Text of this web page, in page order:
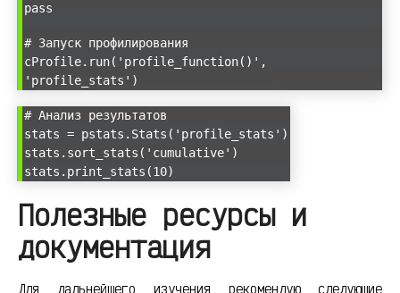
pass
# Запуск профилирования
cProfile.run('profile_function()',
'profile_stats')
# Анализ результатов
stats = pstats.Stats('profile_stats')
stats.sort_stats('cumulative')
stats.print_stats(10)
Полезные ресурсы и
документация
Для дальнейшего изучения рекомендую следующие